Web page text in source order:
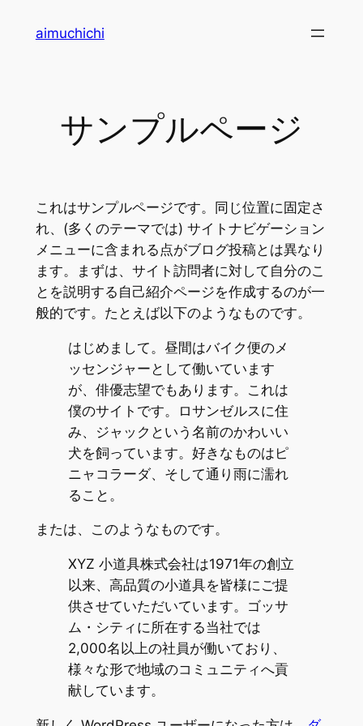
aimuchichi
サンプルページ
これはサンプルページです。同じ位置に固定さ
れ、(多くのテーマでは) サイトナビゲーション
メニューに含まれる点がブログ投稿とは異なり
ます。まずは、サイト訪問者に対して自分のこ
とを説明する自己紹介ページを作成するのが一
般的です。たとえば以下のようなものです。
はじめまして。昼間はバイク便のメ
ッセンジャーとして働いています
が、俳優志望でもあります。これは
僕のサイトです。ロサンゼルスに住
み、ジャックという名前のかわいい
犬を飼っています。好きなものはピ
ニャコラーダ、そして通り雨に濡れ
ること。
または、このようなものです。
XYZ 小道具株式会社は1971年の創立
以来、高品質の小道具を皆様にご提
供させていただいています。ゴッサ
ム・シティに所在する当社では
2,000名以上の社員が働いており、
様々な形で地域のコミュニティへ貢
献しています。